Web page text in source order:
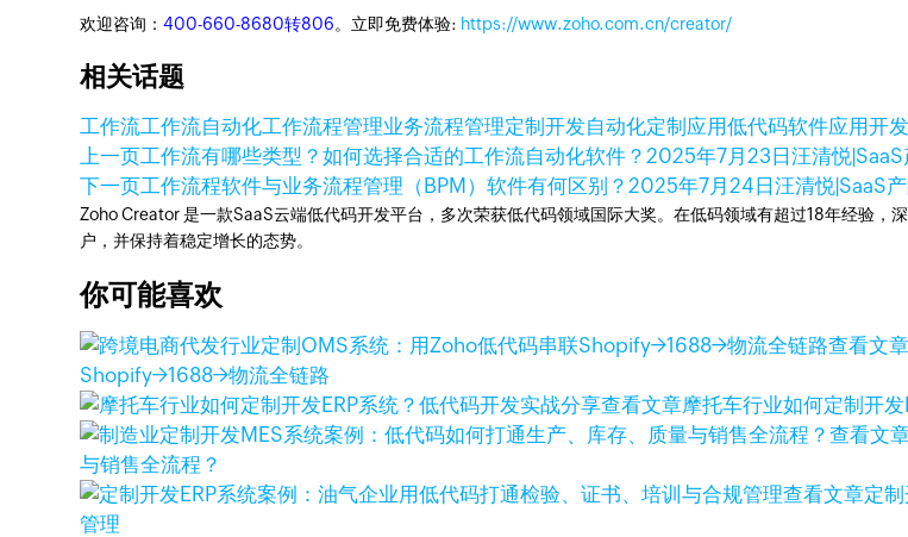
欢迎咨询：400-660-8680转806。立即免费体验: https://www.zoho.com.cn/creator/
相关话题
工作流工作流自动化工作流程管理业务流程管理定制开发自动化定制应用低代码软件应用开
上一页工作流有哪些类型？如何选择合适的工作流自动化软件？2025年7月23日汪清悦
下一页工作流程软件与业务流程管理（BPM）软件有何区别？2025年7月24日汪清悦|SaaS
Zoho Creator 是一款SaaS云端低代码开发平台，多次荣获低代码领域国际大奖。在低码领域有超过18年经验
户，并保持着稳定增长的态势。
你可能喜欢
查看文章
Shopify→1688→物流全链路
查看文章摩托车行业如何定制开
查看文
与销售全流程？
查看文章定
管理